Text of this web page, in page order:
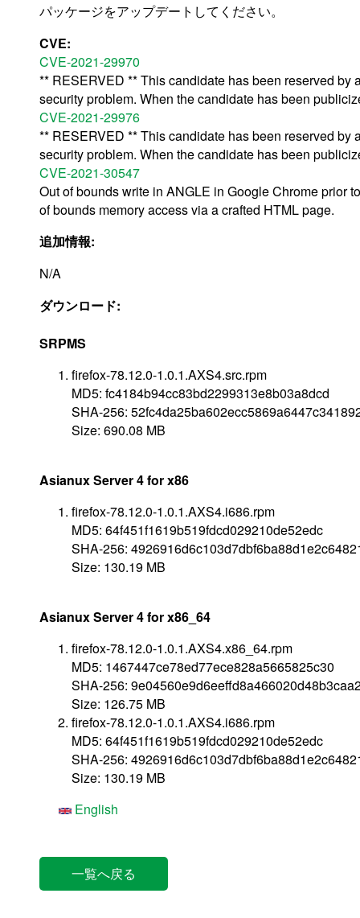
パッケージをアップデートしてください。
CVE:
CVE-2021-29970
** RESERVED ** This candidate has been reserved
security problem. When the candidate has been
CVE-2021-29976
** RESERVED ** This candidate has been reserved
security problem. When the candidate has been
CVE-2021-30547
Out of bounds write in ANGLE in Google Chrome prior
of bounds memory access via a crafted HTML page.
追加情報:
N/A
ダウンロード:
SRPMS
firefox-78.12.0-1.0.1.AXS4.src.rpm
MD5: fc4184b94cc83bd2299313e8b03a8dcd
SHA-256:
Size: 690.08 MB
Asianux Server 4 for x86
firefox-78.12.0-1.0.1.AXS4.i686.rpm
MD5: 64f451f1619b519fdcd029210de52edc
SHA-256:
Size: 130.19 MB
Asianux Server 4 for x86_64
firefox-78.12.0-1.0.1.AXS4.x86_64.rpm
MD5: 1467447ce78ed77ece828a5665825c30
SHA-256:
Size: 126.75 MB
firefox-78.12.0-1.0.1.AXS4.i686.rpm
MD5: 64f451f1619b519fdcd029210de52edc
SHA-256:
Size: 130.19 MB
English
一覧へ戻る